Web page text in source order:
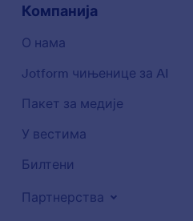
Компанија
О нама
Jotform чињенице за AI
Пакет за медије
У вестима
Билтени
Партнерства